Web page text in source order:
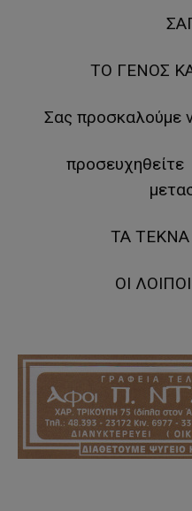
ΤΟ ΓΕΝΟΣ
Σας προσκαλούμε
προσευχηθείτε
ΤΑ ΤΕΚΝΑ
ΟΙ